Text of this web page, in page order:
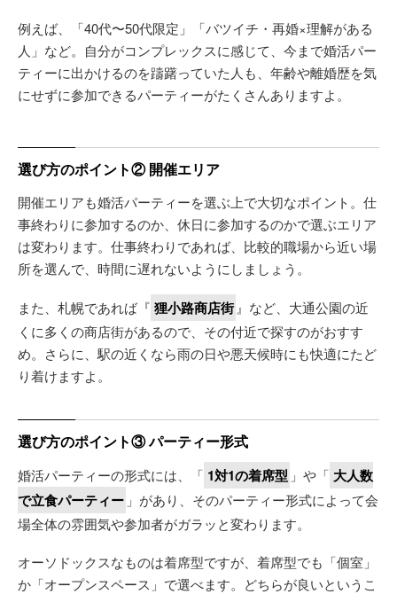
例えば、「40代〜50代限定」「バツイチ・再婚×理解がある
人」など。自分がコンプレックスに感じて、今まで婚活パー
ティーに出かけるのを躊躇っていた人も、年齢や離婚歴を気
にせずに参加できるパーティーがたくさんありますよ。
選び方のポイント② 開催エリア
開催エリアも婚活パーティーを選ぶ上で大切なポイント。仕
事終わりに参加するのか、休日に参加するのかで選ぶエリア
は変わります。仕事終わりであれば、比較的職場から近い場
所を選んで、時間に遅れないようにしましょう。
また、札幌であれば『 狸小路商店街 』など、大通公園の近
くに多くの商店街があるので、その付近で探すのがおすす
め。さらに、駅の近くなら雨の日や悪天候時にも快適にたど
り着けますよ。
選び方のポイント③ パーティー形式
婚活パーティーの形式には、「 1対1の着席型 」や「 大人数
で立食パーティー 」があり、そのパーティー形式によって会
場全体の雰囲気や参加者がガラッと変わります。
オーソドックスなものは着席型ですが、着席型でも「個室」
か「オープンスペース」で選べます。どちらが良いというこ